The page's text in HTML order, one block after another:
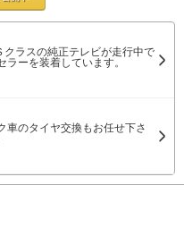
ラスの純正テレビが走行中で
ラーを装着しています。
車のタイヤ交換もお任せ下さ